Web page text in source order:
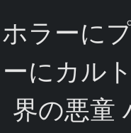
ホラーに
ーにカル
界の悪童